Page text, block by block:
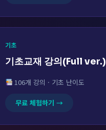
기초
기초교재 강의(Full ver.)
106개 강의 · 기초 난이도
무료 체험하기 →